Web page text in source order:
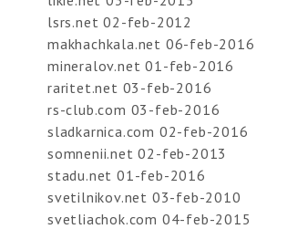
lsrs.net 02-feb-2012
makhachkala.net 06-feb-2016
mineralov.net 01-feb-2016
raritet.net 03-feb-2016
rs-club.com 03-feb-2016
sladkarnica.com 02-feb-2016
somnenii.net 02-feb-2013
stadu.net 01-feb-2016
svetilnikov.net 03-feb-2010
svetliachok.com 04-feb-2015